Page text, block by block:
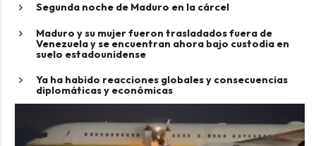
Segunda noche de Maduro en la cárcel
Maduro y su mujer fueron trasladados fuera de
Venezuela y se encuentran ahora bajo custodia en
suelo estadounidense
Ya ha habido reacciones globales y consecuencias
diplomáticas y económicas